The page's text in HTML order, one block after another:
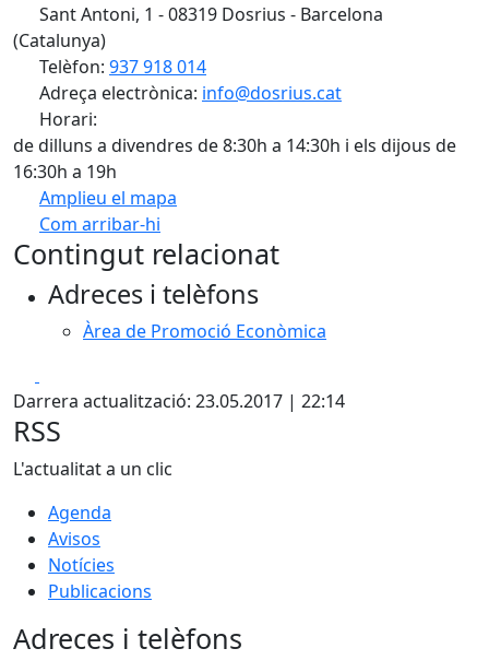
Sant Antoni, 1 - 08319 Dosrius - Barcelona
(Catalunya)
Telèfon: 937 918 014
Adreça electrònica: info@dosrius.cat
Horari:
de dilluns a divendres de 8:30h a 14:30h i els dijous de
16:30h a 19h
Amplieu el mapa
Com arribar-hi
+
−
Contingut relacionat
Adreces i telèfons
Àrea de Promoció Econòmica
Darrera actualització: 23.05.2017 | 22:14
RSS
L'actualitat a un clic
Agenda
Avisos
Notícies
Publicacions
Adreces i telèfons